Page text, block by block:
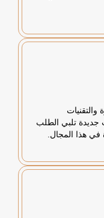
جديدة تلبي الطلب
في هذا المجال.